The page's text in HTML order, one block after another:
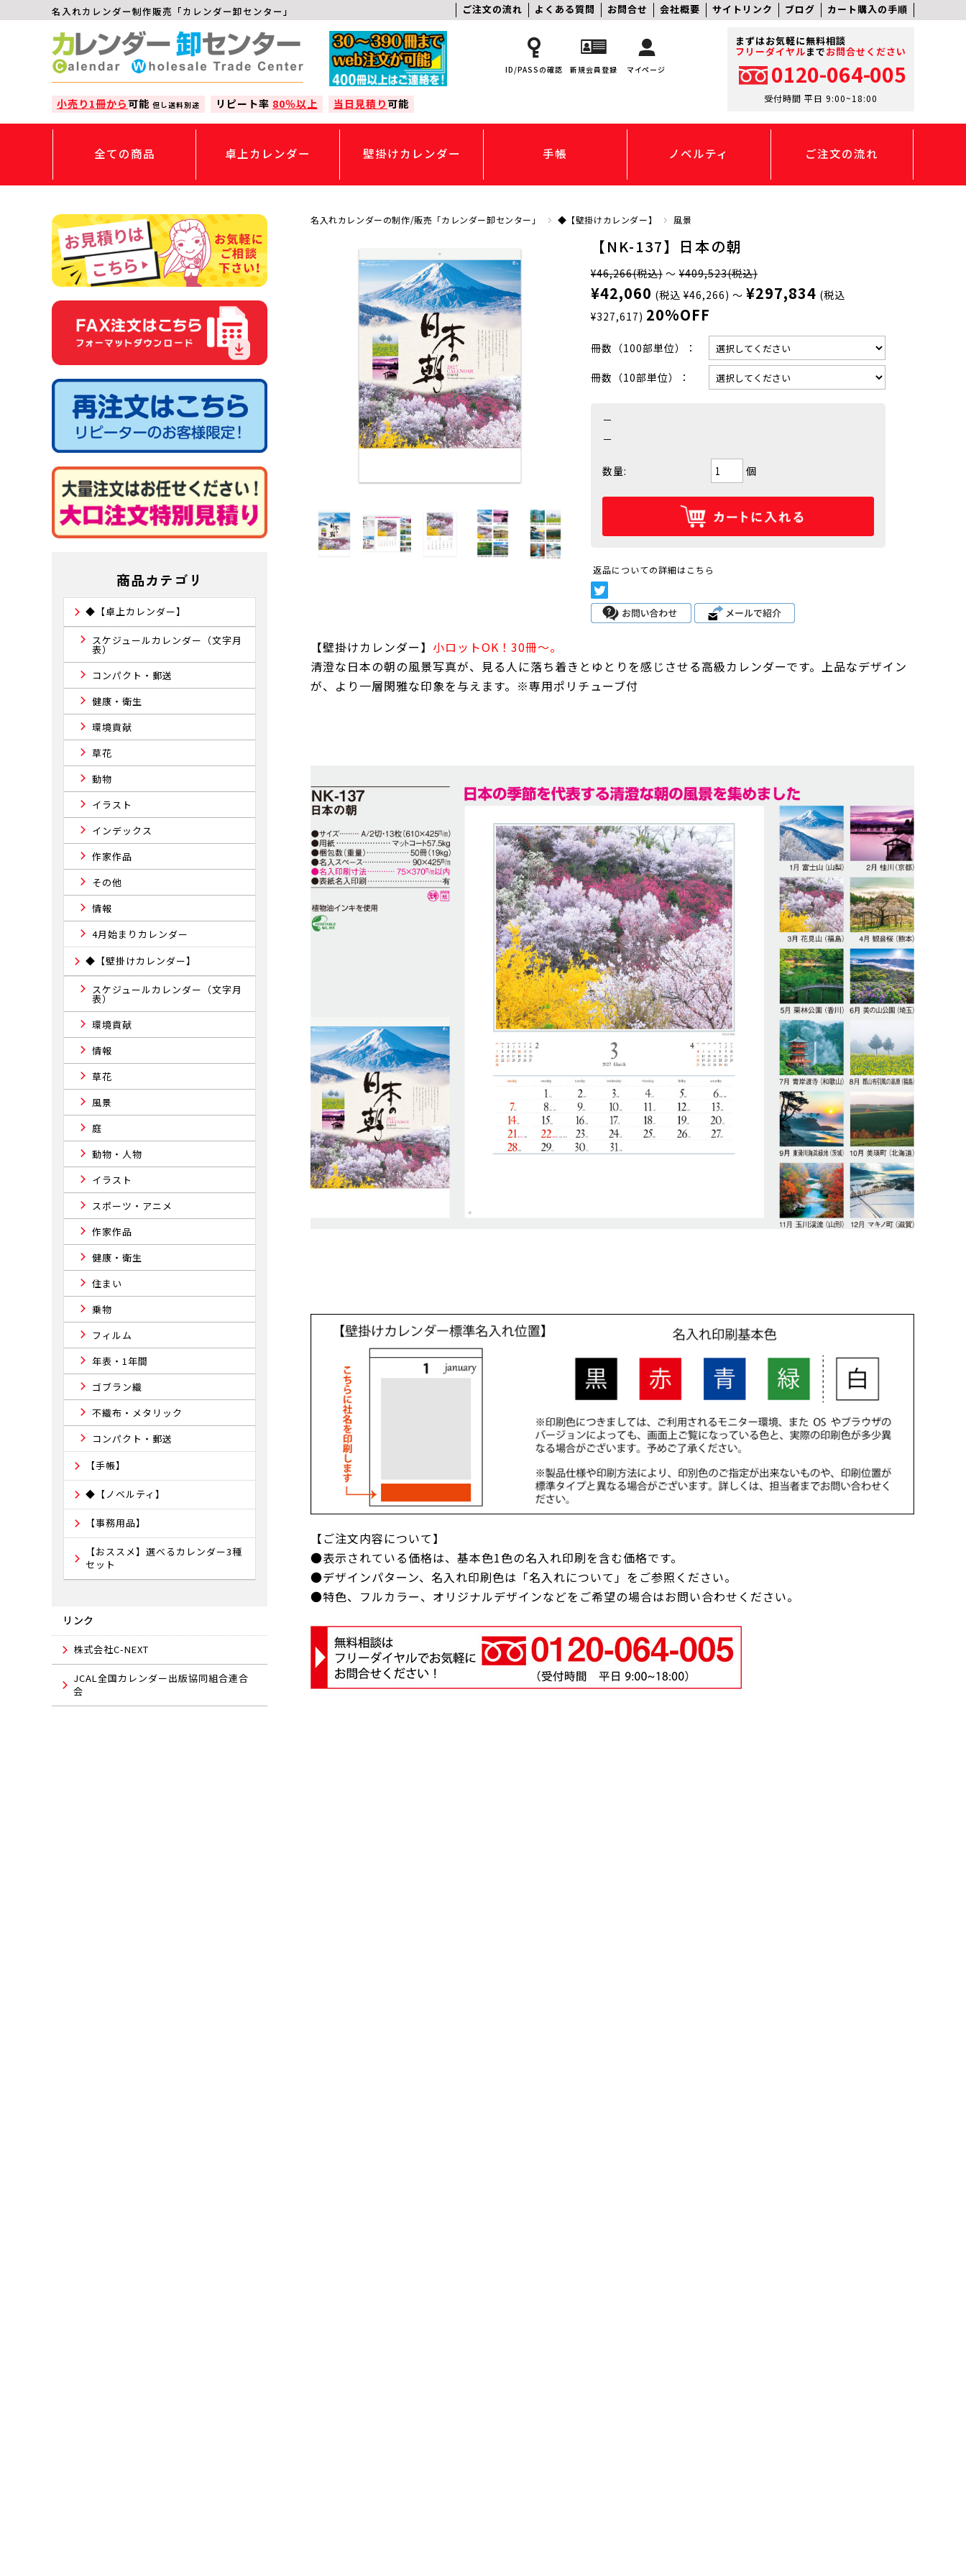
名入れカレンダー制作販売「カレンダー卸センター」 ご注文の流れ よくある質問 お問合せ 会社概要 サイトリンク ブログ カート購入の手順
小売り1冊から可能 但し送料別途 リピート率 80％以上 当日見積り可能
ID/PASSの確認 新規会員登録 マイページ
まずはお気軽に無料相談
フリーダイヤルまでお問合せください
0120-064-005
受付時間 平日 9:00~18:00
全ての商品 卓上カレンダー 壁掛けカレンダー 手帳 ノベルティ ご注文の流れ
名入れカレンダーの制作/販売「カレンダー卸センター」 ◆【壁掛けカレンダー】 風景
【NK-137】日本の朝
¥46,266(税込) ～ ¥409,523(税込)
¥42,060 (税込 ¥46,266) ～ ¥297,834 (税込
¥327,617) 20%OFF
冊数（100部単位）：
冊数（10部単位）：
－
－
数量: 個
返品についての詳細はこちら
【壁掛けカレンダー】 小ロットOK！30冊～。
清澄な日本の朝の風景写真が、見る人に落ち着きとゆとりを感じさせる高級カレンダーです。上品なデザイン
が、より一層閑雅な印象を与えます。※専用ポリチューブ付
【ご注文内容について】
●表示されている価格は、基本色1色の名入れ印刷を含む価格です。
●デザインパターン、名入れ印刷色は「名入れについて」をご参照ください。
●特色、フルカラー、オリジナルデザインなどをご希望の場合はお問い合わせください。
商品カテゴリ
◆【卓上カレンダー】
スケジュールカレンダー（文字月
表）
コンパクト・郵送
健康・衛生
環境貢献
草花
動物
イラスト
インデックス
作家作品
その他
情報
4月始まりカレンダー
◆【壁掛けカレンダー】
スケジュールカレンダー（文字月
表）
環境貢献
情報
草花
風景
庭
動物・人物
イラスト
スポーツ・アニメ
作家作品
健康・衛生
住まい
乗物
フィルム
年表・1年間
ゴブラン織
不織布・メタリック
コンパクト・郵送
【手帳】
◆【ノベルティ】
【事務用品】
【おススメ】選べるカレンダー3種
セット
リンク
株式会社C-NEXT
JCAL全国カレンダー出版協同組合連合
会